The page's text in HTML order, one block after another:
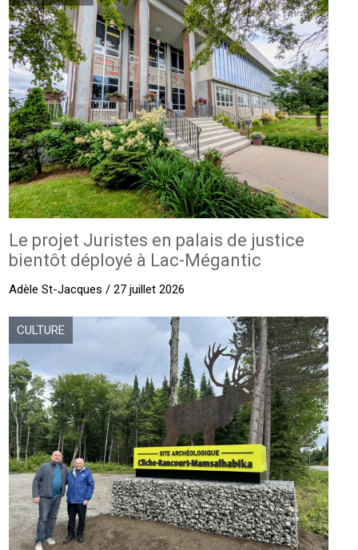
Le projet Juristes en palais de justice
bientôt déployé à Lac-Mégantic
Adèle St-Jacques / 27 juillet 2026
CULTURE